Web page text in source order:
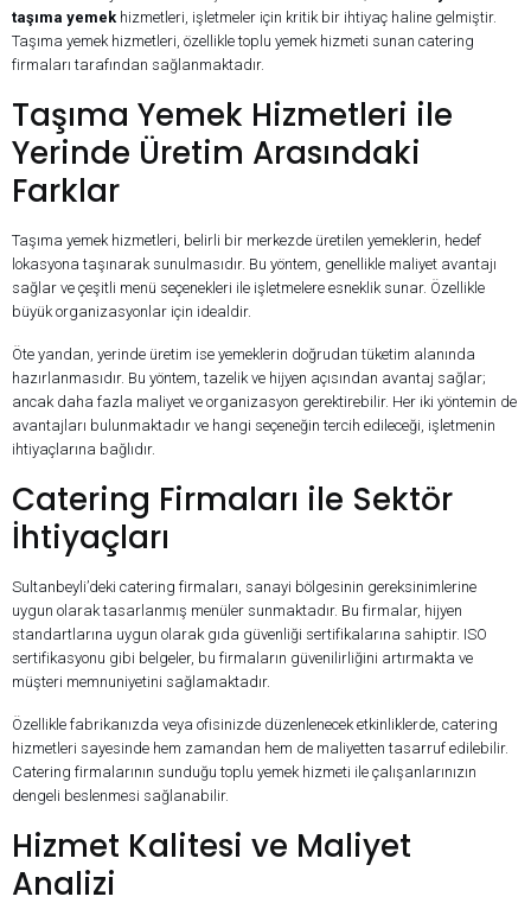
taşıma yemek hizmetleri, işletmeler için kritik bir ihtiyaç haline gelmiştir.
Taşıma yemek hizmetleri, özellikle toplu yemek hizmeti sunan catering
firmaları tarafından sağlanmaktadır.
Taşıma Yemek Hizmetleri ile
Yerinde Üretim Arasındaki
Farklar
Taşıma yemek hizmetleri, belirli bir merkezde üretilen yemeklerin, hedef
lokasyona taşınarak sunulmasıdır. Bu yöntem, genellikle maliyet avantajı
sağlar ve çeşitli menü seçenekleri ile işletmelere esneklik sunar. Özellikle
büyük organizasyonlar için idealdir.
Öte yandan, yerinde üretim ise yemeklerin doğrudan tüketim alanında
hazırlanmasıdır. Bu yöntem, tazelik ve hijyen açısından avantaj sağlar;
ancak daha fazla maliyet ve organizasyon gerektirebilir. Her iki yöntemin de
avantajları bulunmaktadır ve hangi seçeneğin tercih edileceği, işletmenin
ihtiyaçlarına bağlıdır.
Catering Firmaları ile Sektör
İhtiyaçları
Sultanbeyli’deki catering firmaları, sanayi bölgesinin gereksinimlerine
uygun olarak tasarlanmış menüler sunmaktadır. Bu firmalar, hijyen
standartlarına uygun olarak gıda güvenliği sertifikalarına sahiptir. ISO
sertifikasyonu gibi belgeler, bu firmaların güvenilirliğini artırmakta ve
müşteri memnuniyetini sağlamaktadır.
Özellikle fabrikanızda veya ofisinizde düzenlenecek etkinliklerde, catering
hizmetleri sayesinde hem zamandan hem de maliyetten tasarruf edilebilir.
Catering firmalarının sunduğu toplu yemek hizmeti ile çalışanlarınızın
dengeli beslenmesi sağlanabilir.
Hizmet Kalitesi ve Maliyet
Analizi